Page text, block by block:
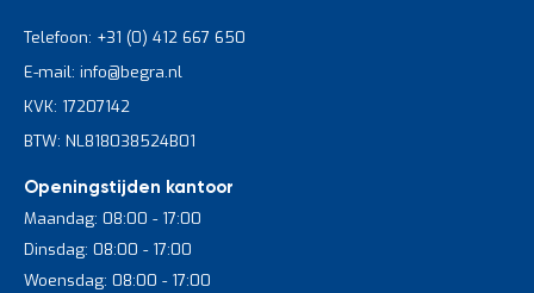
Telefoon: +31 (0) 412 667 650
E-mail: info@begra.nl
KVK: 17207142
BTW: NL818038524B01
Openingstijden kantoor
Maandag: 08:00 - 17:00
Dinsdag: 08:00 - 17:00
Woensdag: 08:00 - 17:00